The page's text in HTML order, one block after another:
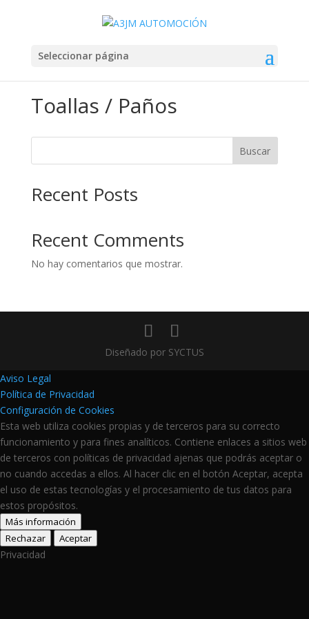
Seleccionar página
Toallas / Paños
Buscar
Recent Posts
Recent Comments
No hay comentarios que mostrar.
Diseñado por SYCTUS
Aviso Legal
Política de Privacidad
Configuración de Cookies
Esta web utiliza cookies propias y de terceros para su correcto
funcionamiento y para fines analíticos. Contiene enlaces a sitios web
de terceros con políticas de privacidad ajenas que podrás aceptar o
no cuando accedas a ellos. Al hacer clic en el botón Aceptar, acepta
el uso de estas tecnologías y el procesamiento de tus datos para
estos propósitos.
Más información
Rechazar
Aceptar
Privacidad